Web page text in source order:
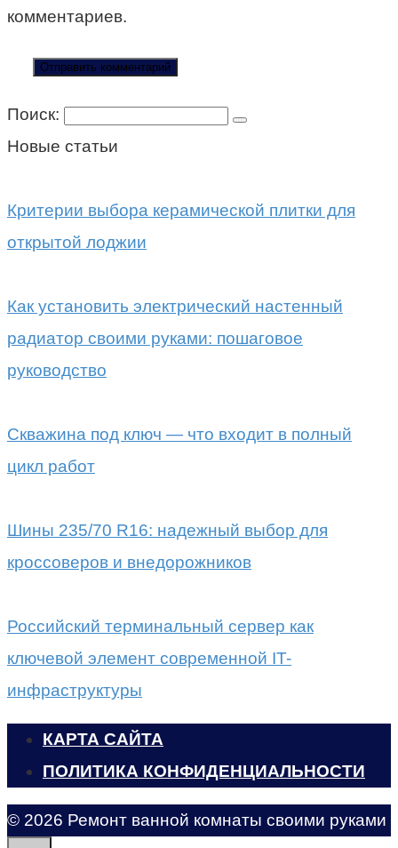
комментариев.
Поиск:
Новые статьи
Критерии выбора керамической плитки для
открытой лоджии
Как установить электрический настенный
радиатор своими руками: пошаговое
руководство
Скважина под ключ — что входит в полный
цикл работ
Шины 235/70 R16: надежный выбор для
кроссоверов и внедорожников
Российский терминальный сервер как
ключевой элемент современной IT-
инфраструктуры
КАРТА САЙТА
ПОЛИТИКА КОНФИДЕНЦИАЛЬНОСТИ
© 2026 Ремонт ванной комнаты своими руками